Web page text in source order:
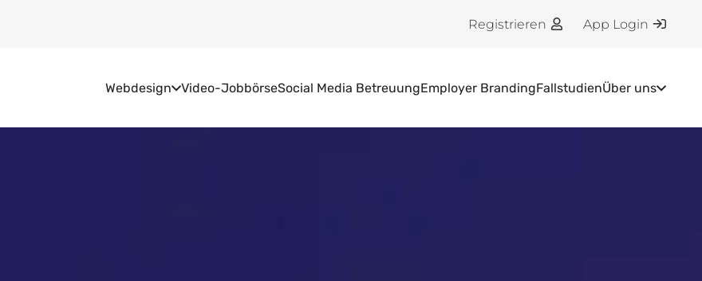
Registrieren App Login
Webdesign Video-JobbörseSocial Media BetreuungEmployer BrandingFallstudienÜber uns